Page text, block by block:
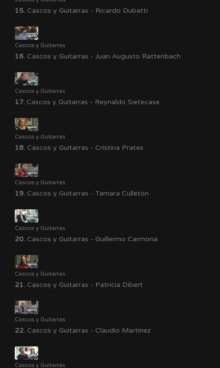
15. Cascos y Guitarras - Ricardo Dubatti
Cascos y Guitarras
16. Cascos y Guitarras - Juan Augusto Rattenbach
Cascos y Guitarras
17. Cascos y Guitarras - Reynaldo Sietecase
Cascos y Guitarras
18. Cascos y Guitarras - Cristina Prates
Cascos y Guitarras
19. Cascos y Guitarras - Tamara Culleton
Cascos y Guitarras
20. Cascos y Guitarras - Guillermo Carmona
Cascos y Guitarras
21. Cascos y Guitarras - Patricia Dibert
Cascos y Guitarras
22. Cascos y Guitarras - Claudio Martínez
Cascos y Guitarras